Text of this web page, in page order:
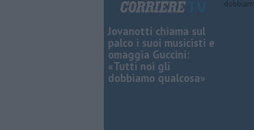
Jovanotti chiama sul
palco i suoi musicisti e
omaggia Guccini:
«Tutti noi gli
dobbiamo qualcosa»